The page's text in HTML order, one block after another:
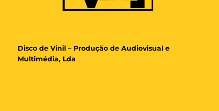
Disco de Vinil – Produção de Audiovisual e
Multimédia, Lda